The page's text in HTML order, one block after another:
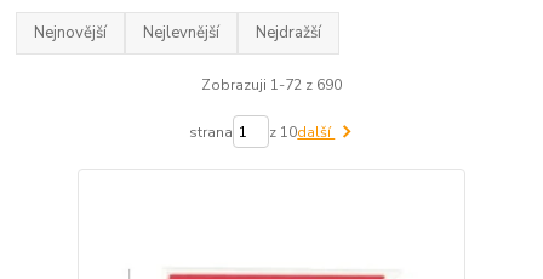
Nejnovější Nejlevnější Nejdražší
Zobrazuji 1-72 z 690
strana z 10další